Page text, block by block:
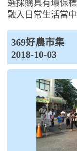
選採購具有環保
融入日常生活當中
369好農市集
2018-10-03